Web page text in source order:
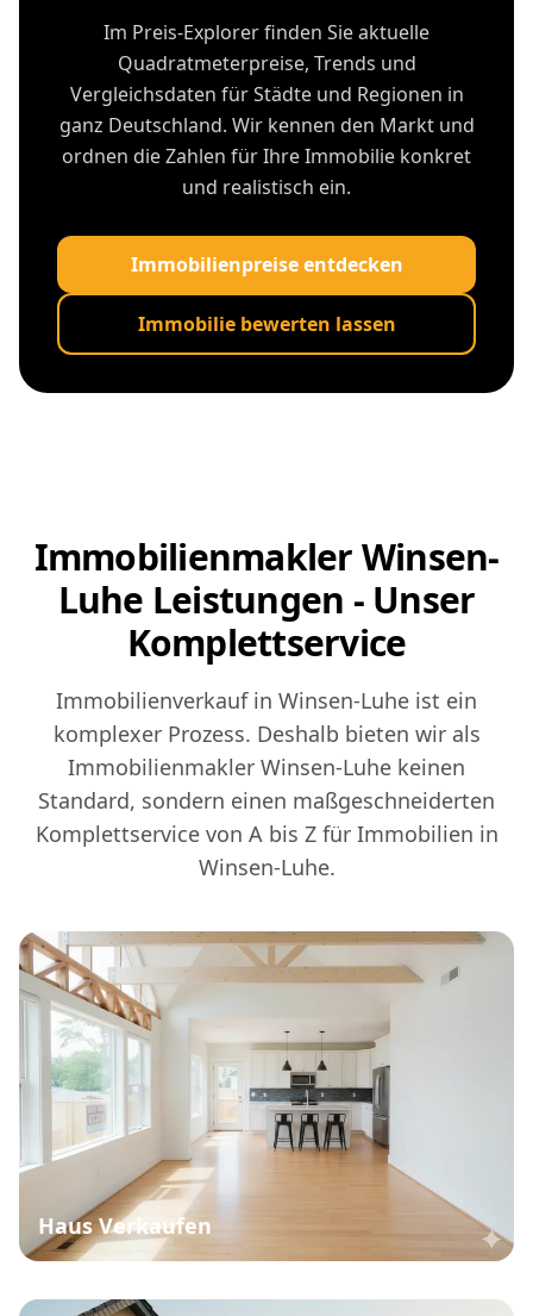
Im Preis-Explorer finden Sie aktuelle
Quadratmeterpreise, Trends und
Vergleichsdaten für Städte und Regionen in
ganz Deutschland. Wir kennen den Markt und
ordnen die Zahlen für Ihre Immobilie konkret
und realistisch ein.
Immobilienpreise entdecken
Immobilie bewerten lassen
Immobilienmakler Winsen-
Luhe Leistungen - Unser
Komplettservice
Immobilienverkauf in Winsen-Luhe ist ein
komplexer Prozess. Deshalb bieten wir als
Immobilienmakler Winsen-Luhe keinen
Standard, sondern einen maßgeschneiderten
Komplettservice von A bis Z für Immobilien in
Winsen-Luhe.
Haus Verkaufen